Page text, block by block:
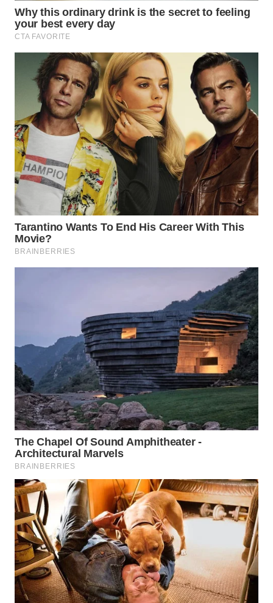
WN
INDRAMAYU
WN
KUNINGAN
WN
MAJALENGKA
SUBANG
SUKABUMI
WN
PURWAKARTA
SEMARANG
WN
SOLO
WN
BOROBUDUR
MADURA
WN
SURABAYA
WN
NATUNA